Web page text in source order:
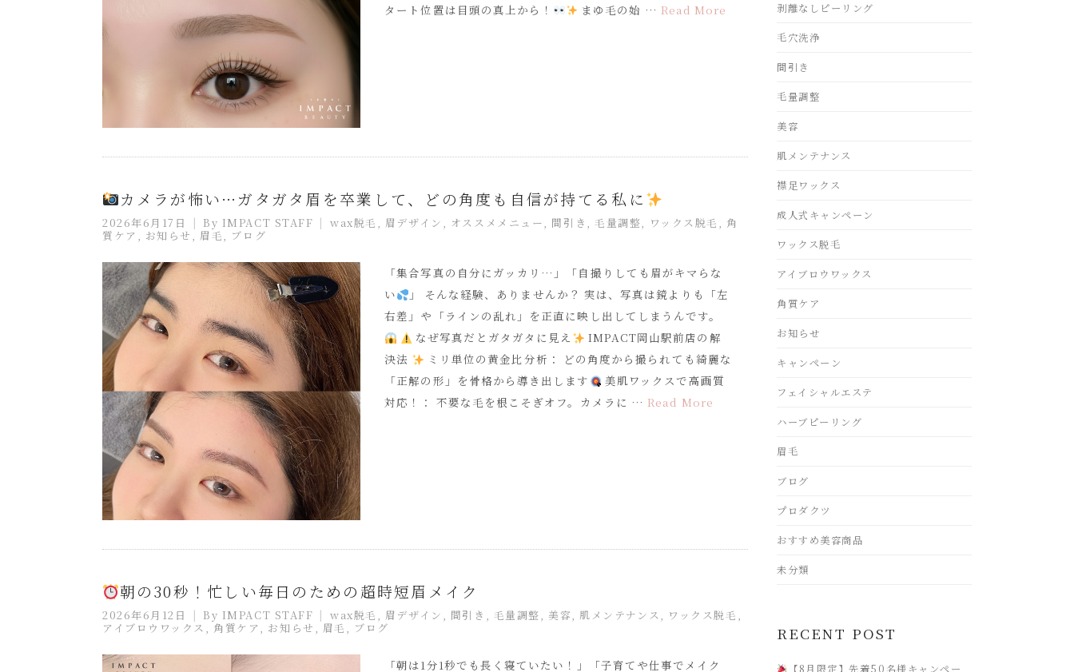
タート位置は目頭の真上から！
まゆ毛の始 … Read More
カメラが怖い…ガタガタ眉を卒業して、どの角度も自信が持てる私に
2026年6月17日 By IMPACT STAFF wax脱毛 , 眉デザイン , オススメメニュー, 間引き ,毛量調整, ワックス脱毛 , 角
質ケア , お知らせ , 眉毛, ブログ
「集合写真の自分にガッカリ…」「自撮りしても眉がキマらな
い
」 そんな経験、ありませんか？ 実は、写真は鏡よりも「左
右差」や「ラインの乱れ」を正直に映し出してしまうんです。
なぜ写真だとガタガタに見え
IMPACT岡山駅前店の解
決法
ミリ単位の黄金比分析： どの角度から撮られても綺麗な
「正解の形」を骨格から導き出します
美肌ワックスで高画質
対応！： 不要な毛を根こそぎオフ。カメラに …Read More
朝の30秒！忙しい毎日のための超時短眉メイク
2026年6月12日 By IMPACT STAFF wax脱毛 , 眉デザイン , 間引き , 毛量調整, 美容, 肌メンテナンス , ワックス脱毛 ,
アイブロウワックス , 角質ケア , お知らせ , 眉毛 , ブログ
「朝は1分1秒でも長く寝ていたい！」「子育てや仕事でメイク
剥離なしピーリング
毛穴洗浄
間引き
毛量調整
美容
肌メンテナンス
襟足ワックス
成人式キャンペーン
ワックス脱毛
アイブロウワックス
角質ケア
お知らせ
キャンペーン
フェイシャルエステ
ハーブピーリング
眉毛
ブログ
プロダクツ
おすすめ美容商品
未分類
RECENT POST
【8月限定】先着50名様キャンペー